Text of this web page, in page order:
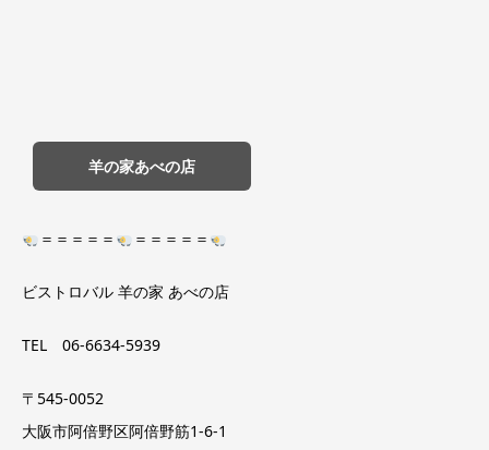
羊の家あべの店
＝＝＝＝＝ ＝＝＝＝＝
ビストロバル 羊の家 あべの店
TEL 06-6634-5939
〒545-0052
大阪市阿倍野区阿倍野筋1-6-1